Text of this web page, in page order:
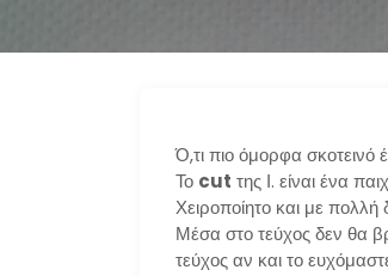
Ό,τι πιο όμορφα σκοτεινό
Το cut της Ι. είναι ένα
Χειροποίητο και με
Μέσα στο τεύχος δεν θα
τεύχος αν και το